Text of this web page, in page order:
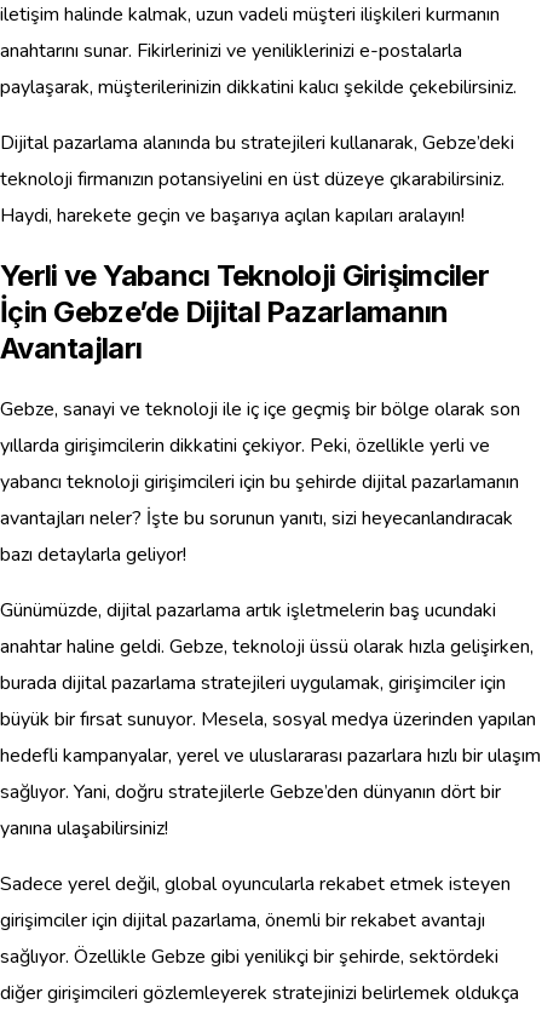
iletişim halinde kalmak, uzun vadeli müşteri ilişkileri kurmanın
anahtarını sunar. Fikirlerinizi ve yeniliklerinizi e-postalarla
paylaşarak, müşterilerinizin dikkatini kalıcı şekilde çekebilirsiniz.
Dijital pazarlama alanında bu stratejileri kullanarak, Gebze’deki
teknoloji firmanızın potansiyelini en üst düzeye çıkarabilirsiniz.
Haydi, harekete geçin ve başarıya açılan kapıları aralayın!
Yerli ve Yabancı Teknoloji Girişimciler
İçin Gebze’de Dijital Pazarlamanın
Avantajları
Gebze, sanayi ve teknoloji ile iç içe geçmiş bir bölge olarak son
yıllarda girişimcilerin dikkatini çekiyor. Peki, özellikle yerli ve
yabancı teknoloji girişimcileri için bu şehirde dijital pazarlamanın
avantajları neler? İşte bu sorunun yanıtı, sizi heyecanlandıracak
bazı detaylarla geliyor!
Günümüzde, dijital pazarlama artık işletmelerin baş ucundaki
anahtar haline geldi. Gebze, teknoloji üssü olarak hızla gelişirken,
burada dijital pazarlama stratejileri uygulamak, girişimciler için
büyük bir fırsat sunuyor. Mesela, sosyal medya üzerinden yapılan
hedefli kampanyalar, yerel ve uluslararası pazarlara hızlı bir ulaşım
sağlıyor. Yani, doğru stratejilerle Gebze’den dünyanın dört bir
yanına ulaşabilirsiniz!
Sadece yerel değil, global oyuncularla rekabet etmek isteyen
girişimciler için dijital pazarlama, önemli bir rekabet avantajı
sağlıyor. Özellikle Gebze gibi yenilikçi bir şehirde, sektördeki
diğer girişimcileri gözlemleyerek stratejinizi belirlemek oldukça